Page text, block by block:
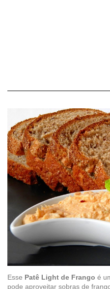
Esse Patê Light de Frango é
pode aproveitar sobras de